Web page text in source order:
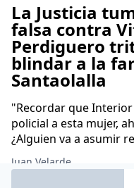
La Justicia
falsa contra
Perdiguero
blindar a la
Santaolalla
"Recordar que
policial a esta mujer,
¿Alguien va a asumir
Juan Velarde